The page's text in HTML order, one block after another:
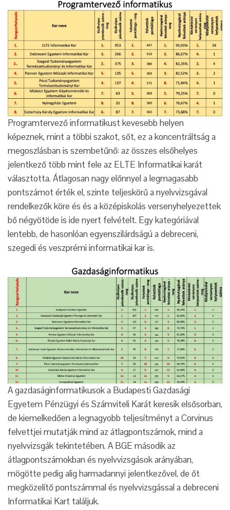
Programtervező informatikust kevesebb helyen
képeznek, mint a többi szakot, sőt, ez a koncentráltság a
megoszlásban is szembetűnő: az összes elsőhelyes
jelentkező több mint fele az ELTE Informatikai karát
választotta. Átlagosan nagy előnnyel a legmagasabb
pontszámot érték el, szinte teljeskörű a nyelvvizsgával
rendelkezők köre és és a középiskolás versenyhelyezettek
bő négyötöde is ide nyert felvételt. Egy kategóriával
lentebb, de hasonlóan egyenszilárdságú a debreceni,
szegedi és veszprémi informatikai kar is.
A gazdaságinformatikusok a Budapesti Gazdasági
Egyetem Pénzügyi és Számviteli Karát keresik elsősorban,
de kiemelkedően a legnagyobb teljesítményt a Corvinus
felvettjei mutatják mind az átlagpontszámok, mind a
nyelvvizsgák tekintetében. A BGE második az
átlagpontszámokban és nyelvvizsgások arányában,
mögötte pedig alig harmadannyi jelentkezővel, de őt
megközelítő pontszámmal és nyelvvizsgással a debreceni
Informatikai Kart találjuk.